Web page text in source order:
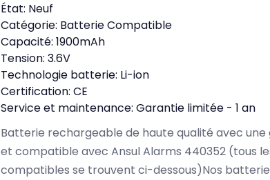
État: Neuf
Catégorie: Batterie Compatible
Capacité: 1900mAh
Tension: 3.6V
Technologie batterie: Li-ion
Certification: CE
Service et maintenance: Garantie limitée - 1 an
Batterie rechargeable de haute qualité avec
et compatible avec Ansul Alarms 440352 (tous
compatibles se trouvent ci-dessous)Nos